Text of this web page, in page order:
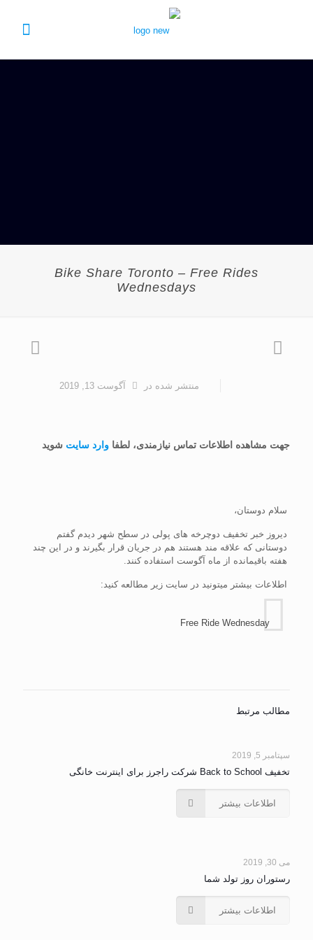
Bike Share Toronto – Free Rides
Wednesdays
منتشر شده در آگوست 13, 2019
جهت مشاهده اطلاعات تماس نیازمندی، لطفا وارد سایت شوید
سلام دوستان،
دیروز خبر تخفیف دوچرخه های پولی در سطح شهر دیدم گفتم
دوستانی که علاقه مند هستند هم در جریان قرار بگیرند و در این چند
هفته باقیمانده از ماه آگوست استفاده کنند.
اطلاعات بیشتر میتونید در سایت زیر مطالعه کنید:
Free Ride Wednesday
مطالب مرتبط
سپتامبر 5, 2019
تخفیف Back to School شرکت راجرز برای اینترنت خانگی
اطلاعات بیشتر
می 30, 2019
رستوران روز تولد شما
اطلاعات بیشتر